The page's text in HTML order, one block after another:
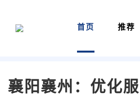
首页 推荐
襄阳襄州：优化